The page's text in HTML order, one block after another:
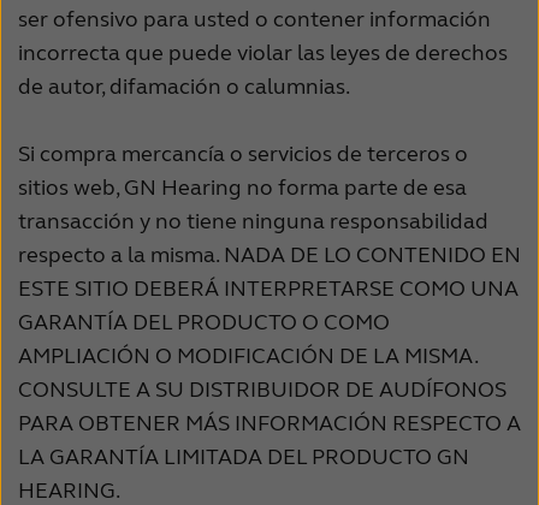
ser ofensivo para usted o contener información
incorrecta que puede violar las leyes de derechos
de autor, difamación o calumnias.
Si compra mercancía o servicios de terceros o
sitios web, GN Hearing no forma parte de esa
transacción y no tiene ninguna responsabilidad
respecto a la misma. NADA DE LO CONTENIDO EN
ESTE SITIO DEBERÁ INTERPRETARSE COMO UNA
GARANTÍA DEL PRODUCTO O COMO
AMPLIACIÓN O MODIFICACIÓN DE LA MISMA.
CONSULTE A SU DISTRIBUIDOR DE AUDÍFONOS
PARA OBTENER MÁS INFORMACIÓN RESPECTO A
LA GARANTÍA LIMITADA DEL PRODUCTO GN
HEARING.